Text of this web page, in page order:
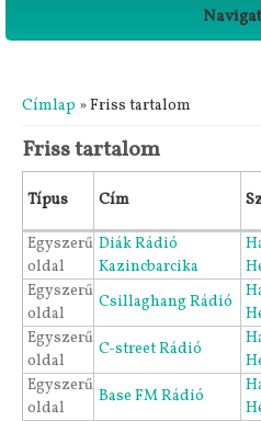
Jelenlegi hely
Címlap » Friss tartalom
Friss tartalom
Típus Cím
Egyszerű
oldal
Diák Rádió
Kazincbarcika
Egyszerű
oldal
Csillaghang Rádió
Egyszerű
oldal
C-street Rádió
Egyszerű
oldal
Base FM Rádió